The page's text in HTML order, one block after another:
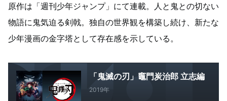
原作は「週刊少年ジャンプ」にて連載。人と鬼との切ない
物語に鬼気迫る剣戟。独自の世界観を構築し続け、新たな
少年漫画の金字塔として存在感を示している。
「鬼滅の刃」竈門炭治郎 立志編
2019年